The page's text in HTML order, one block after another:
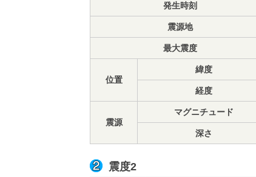
発生時刻
震源地
最大震度
位置
緯度
経度
震源
マグニチュード
深さ
震度2